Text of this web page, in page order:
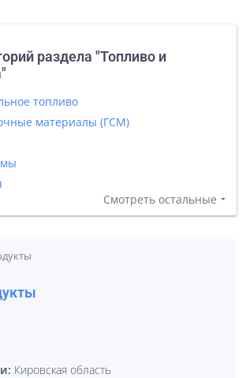
раздела "Топливо и
топливо
материалы (ГСМ)
Смотреть остальные
Кировская область